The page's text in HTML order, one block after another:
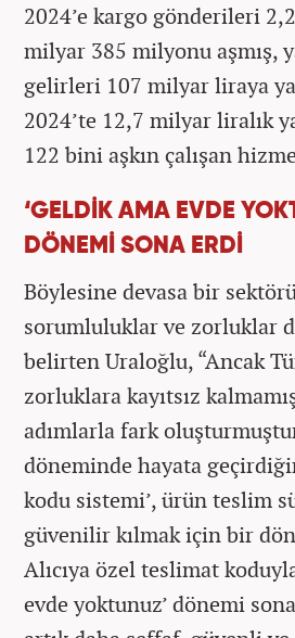
2024’e kargo gönderileri
milyar 385 milyonu aşmış,
gelirleri 107 milyar liraya
2024’te 12,7 milyar liralık
122 bini aşkın çalışan
‘GELDİK AMA EVDE
DÖNEMİ SONA ERDİ
Böylesine devasa bir
sorumluluklar ve zorluklar
belirten Uraloğlu, “Ancak
zorluklara kayıtsız
adımlarla fark
döneminde hayata
kodu sistemi’, ürün teslim
güvenilir kılmak için bir
Alıcıya özel teslimat
evde yoktunuz’ dönemi